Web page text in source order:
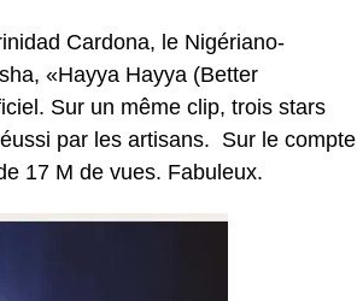
Cardona, le Nigériano-
«Hayya Hayya (Better
Sur un même clip, trois stars
par les artisans. Sur le compte
17 M de vues. Fabuleux.